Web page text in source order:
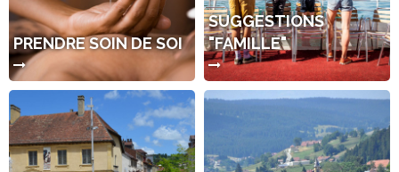
PRENDRE SOIN DE SOI
SUGGESTIONS
"FAMILLE"